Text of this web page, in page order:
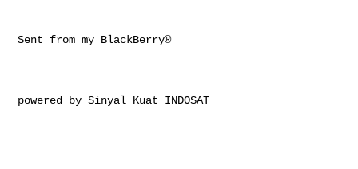
Sent from my BlackBerry®
powered by Sinyal Kuat INDOSAT